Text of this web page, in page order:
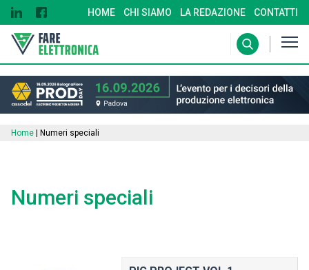
HOME CHI SIAMO LA REDAZIONE CONTATTI
Home Numeri speciali
Numeri speciali